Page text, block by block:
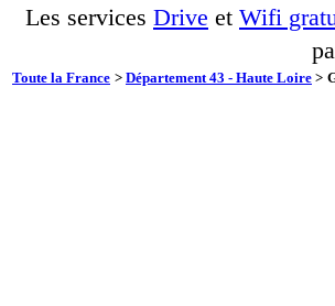
Les services Drive et Wifi
Toute la France > Département 43 - Haute Loire >